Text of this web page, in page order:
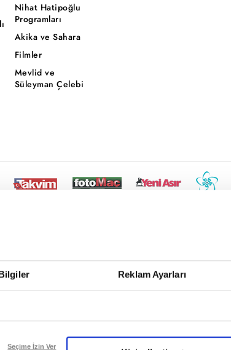
Reklam Ayarları
Seçime İzin Ver
Nihat Hatipoğlu
Programları
Akika ve Sahara
Filmler
Mevlid ve
Süleyman Çelebi